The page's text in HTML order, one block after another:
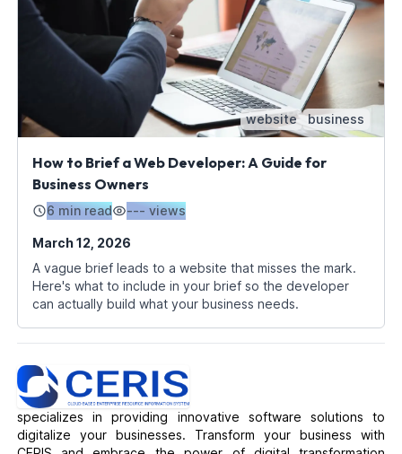
website business
How to Brief a Web Developer: A Guide for
Business Owners
6 min read --- views
March 12, 2026
A vague brief leads to a website that misses the mark.
Here's what to include in your brief so the developer
can actually build what your business needs.
specializes in providing innovative software solutions to
digitalize your businesses. Transform your business with